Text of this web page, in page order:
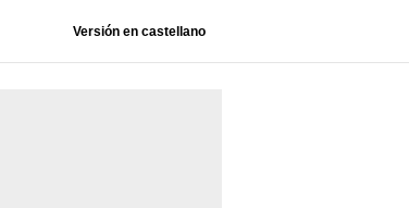
Versión en castellano